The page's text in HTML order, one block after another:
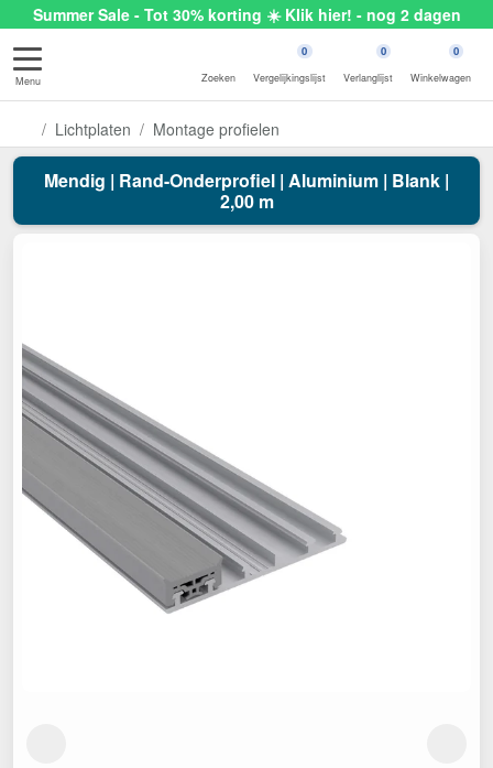
Summer Sale - Tot 30% korting ☀️ Klik hier! - nog 2 dagen
Menu Zoeken
0
Vergelijkingslijst
0
Verlanglijst
0
Winkelwagen
Lichtplaten Montage profielen
Mendig | Rand-Onderprofiel | Aluminium | Blank |
2,00 m